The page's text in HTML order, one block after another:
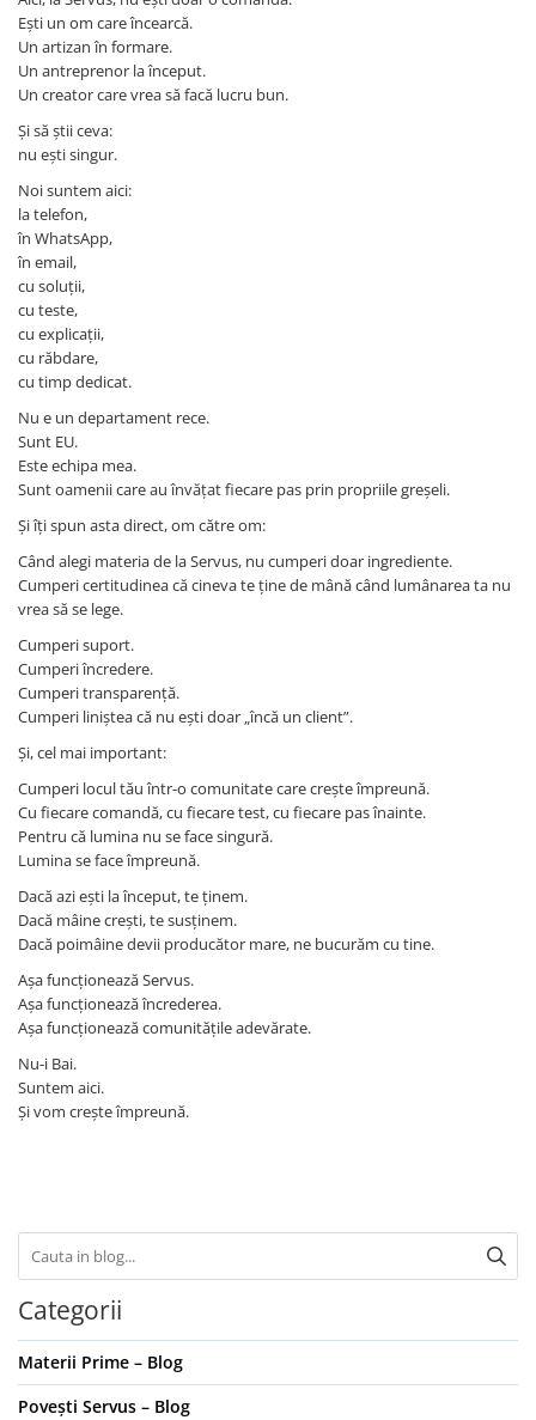
Ești un om care încearcă.
Un artizan în formare.
Un antreprenor la început.
Un creator care vrea să facă lucru bun.
Și să știi ceva:
nu ești singur.
Noi suntem aici:
la telefon,
în WhatsApp,
în email,
cu soluții,
cu teste,
cu explicații,
cu răbdare,
cu timp dedicat.
Nu e un departament rece.
Sunt EU.
Este echipa mea.
Sunt oamenii care au învățat fiecare pas prin propriile greșeli.
Și îți spun asta direct, om către om:
Când alegi materia de la Servus, nu cumperi doar ingrediente.
Cumperi certitudinea că cineva te ține de mână când lumânarea ta nu
vrea să se lege.
Cumperi suport.
Cumperi încredere.
Cumperi transparență.
Cumperi liniștea că nu ești doar „încă un client”.
Și, cel mai important:
Cumperi locul tău într-o comunitate care crește împreună.
Cu fiecare comandă, cu fiecare test, cu fiecare pas înainte.
Pentru că lumina nu se face singură.
Lumina se face împreună.
Dacă azi ești la început, te ținem.
Dacă mâine crești, te susținem.
Dacă poimâine devii producător mare, ne bucurăm cu tine.
Așa funcționează Servus.
Așa funcționează încrederea.
Așa funcționează comunitățile adevărate.
Nu-i Bai.
Suntem aici.
Și vom crește împreună.
Categorii
Materii Prime – Blog
Povești Servus – Blog